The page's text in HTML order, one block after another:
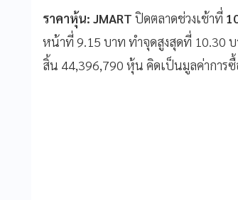
ราคาหุ้น: JMART ปิดตลาดช่วงเช้าที่
หน้าที่ 9.15 บาท ทำจุดสูงสุดที่ 10.30
สิ้น 44,396,790 หุ้น คิดเป็นมูลค่าการ